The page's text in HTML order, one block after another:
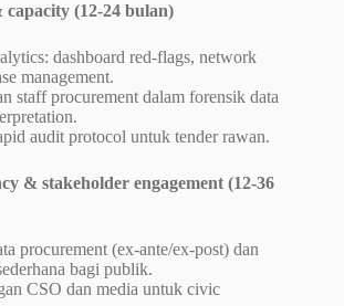
capacity (12-24 bulan)
dashboard red-flags, network
management.
staff procurement dalam forensik data
audit protocol untuk tender rawan.
& stakeholder engagement (12-36
procurement (ex-ante/ex-post) dan
bagi publik.
CSO dan media untuk civic